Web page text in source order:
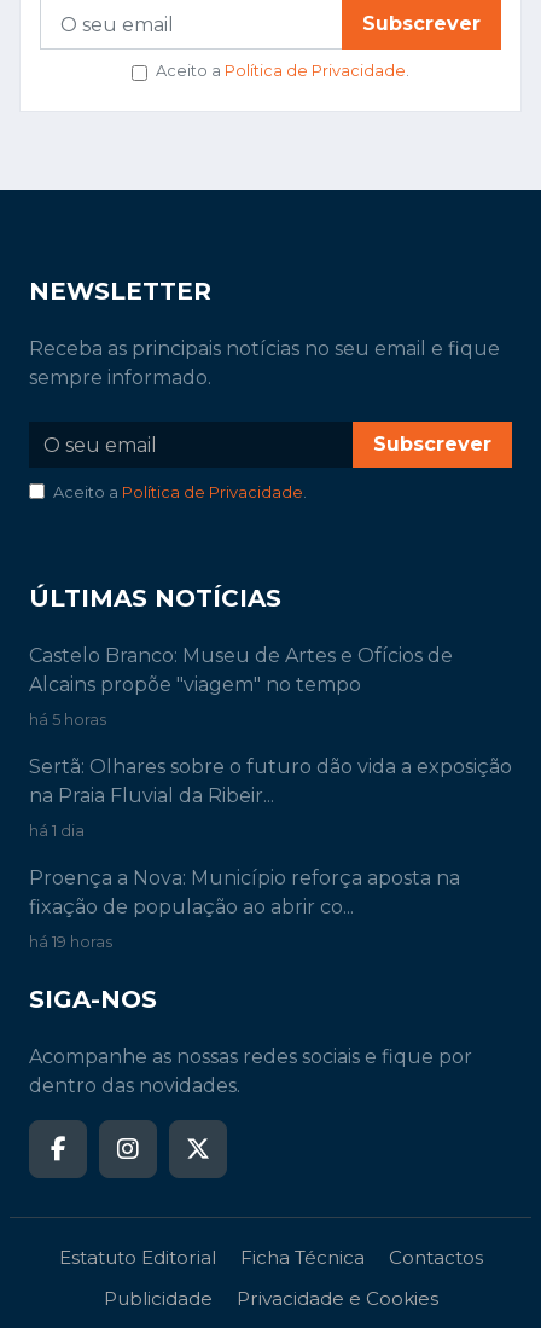
Subscrever
Aceito a Política de Privacidade.
NEWSLETTER
Receba as principais notícias no seu email e fique
sempre informado.
Subscrever
Aceito a Política de Privacidade.
ÚLTIMAS NOTÍCIAS
Castelo Branco: Museu de Artes e Ofícios de
Alcains propõe "viagem" no tempo
há 5 horas
Sertã: Olhares sobre o futuro dão vida a exposição
na Praia Fluvial da Ribeir...
há 1 dia
Proença a Nova: Município reforça aposta na
fixação de população ao abrir co...
há 19 horas
SIGA-NOS
Acompanhe as nossas redes sociais e fique por
dentro das novidades.
Estatuto Editorial Ficha Técnica
Contactos
Publicidade
Privacidade e Cookies